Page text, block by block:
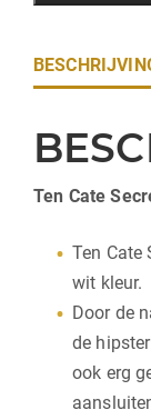
Ten Cate
Ten Cate
wit kleur.
Door de
de
ook erg